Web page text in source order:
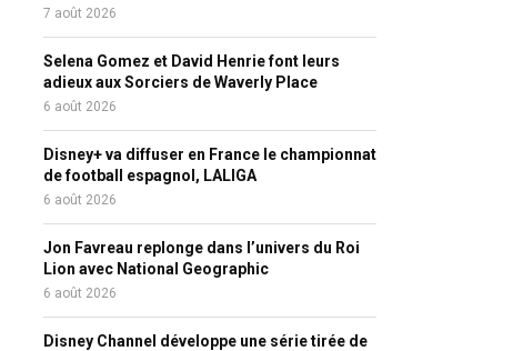
7 août 2026
Selena Gomez et David Henrie font leurs
adieux aux Sorciers de Waverly Place
6 août 2026
Disney+ va diffuser en France le championnat
de football espagnol, LALIGA
6 août 2026
Jon Favreau replonge dans l’univers du Roi
Lion avec National Geographic
6 août 2026
Disney Channel développe une série tirée de